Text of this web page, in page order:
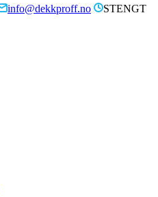
info@dekkproff.no
STENGT